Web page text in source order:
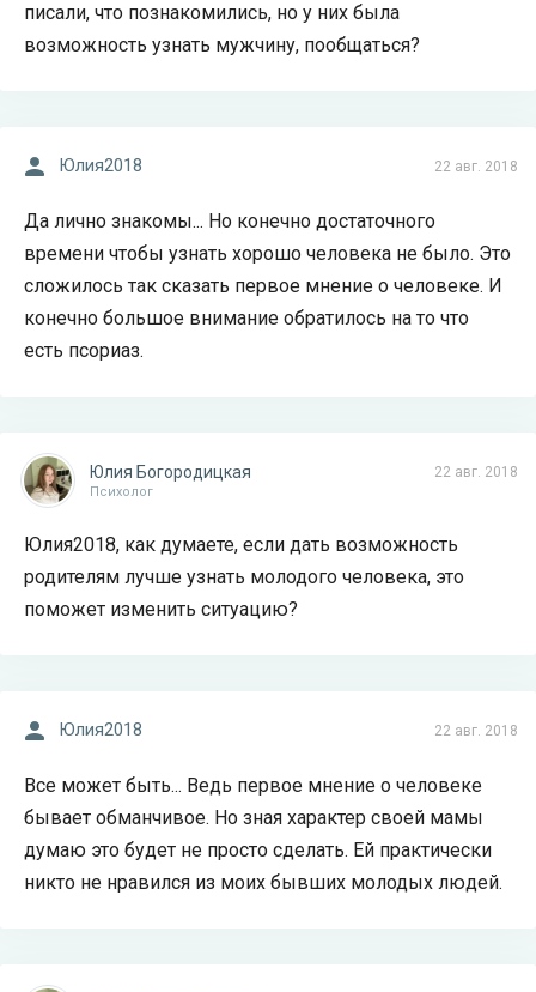
писали, что познакомились, но у них была
возможность узнать мужчину, пообщаться?
22 авг. 2018
Юлия2018
Да лично знакомы... Но конечно достаточного
времени чтобы узнать хорошо человека не было. Это
сложилось так сказать первое мнение о человеке. И
конечно большое внимание обратилось на то что
есть псориаз.
22 авг. 2018
Юлия Богородицкая
Психолог
Юлия2018, как думаете, если дать возможность
родителям лучше узнать молодого человека, это
поможет изменить ситуацию?
22 авг. 2018
Юлия2018
Все может быть... Ведь первое мнение о человеке
бывает обманчивое. Но зная характер своей мамы
думаю это будет не просто сделать. Ей практически
никто не нравился из моих бывших молодых людей.